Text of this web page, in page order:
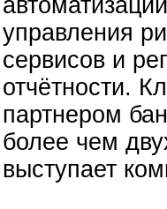
управления
сервисов и
отчётности.
партнером
более чем
выступает